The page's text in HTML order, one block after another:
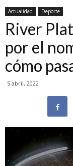
Actualidad Deporte
River
por el
cómo
5 abril, 2022